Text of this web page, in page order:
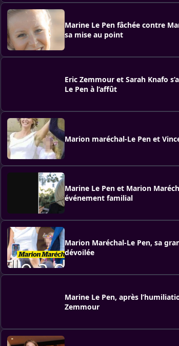
Marine Le Pen fâchée contre
sa mise au point
Eric Zemmour et Sarah Knafo
Le Pen à l’affût
Marion maréchal-Le Pen et
Marine Le Pen et Marion
événement familial
Marion Maréchal-Le Pen, sa
dévoilée
Marine Le Pen, après
Zemmour